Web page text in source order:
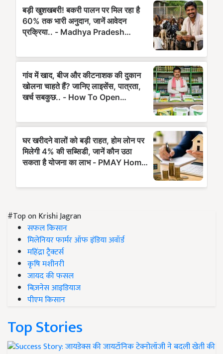
#Top on Krishi Jagran
सफल किसान
मिलेनियर फार्मर ऑफ इंडिया अवॉर्ड
महिंद्रा ट्रैक्टर्स
कृषि मशीनरी
जायद की फसल
बिज़नेस आइडियाज
पीएम किसान
Top Stories